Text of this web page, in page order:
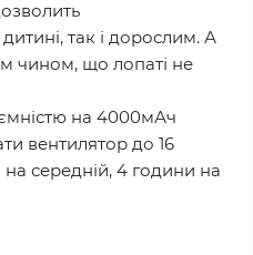
так і дорослим. А
чином, що лопаті не
на 4000мАч
вентилятор до 16
середній, 4 години на